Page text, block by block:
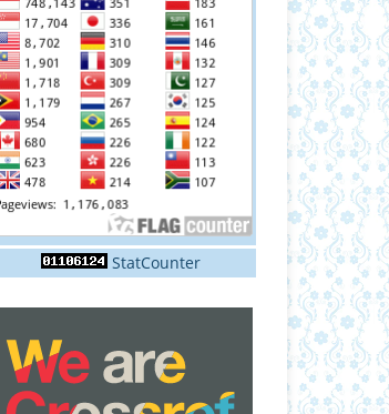
StatCounter